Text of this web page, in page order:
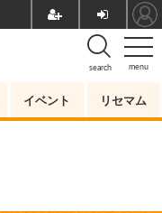
menu
search
イベント リセマム